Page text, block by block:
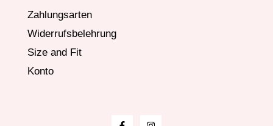
Zahlungsarten
Widerrufsbelehrung
Size and Fit
Konto